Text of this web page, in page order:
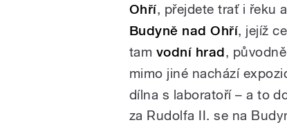
Ohří, přejdete trať i řeku
Budyně nad Ohří, jejíž
tam vodní hrad,
mimo jiné nachází
dílna s laboratoří – a to
za Rudolfa II. se na